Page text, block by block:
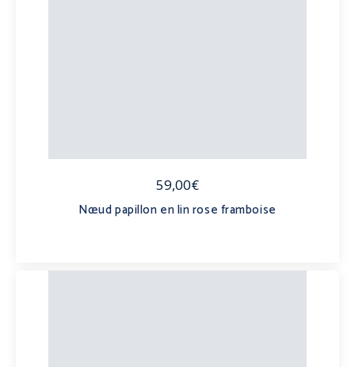
59,00€
Nœud papillon en lin rose framboise